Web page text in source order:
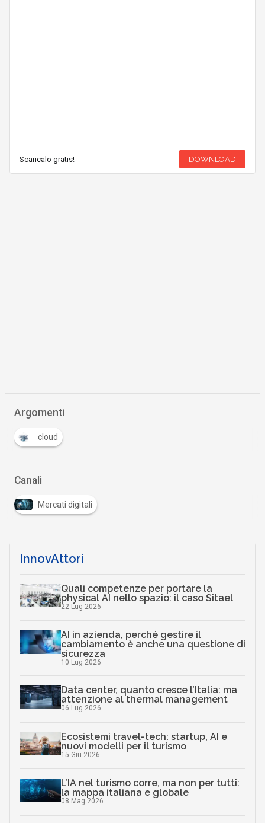
Scaricalo gratis! DOWNLOAD
Argomenti
cloud
Canali
Mercati digitali
InnovAttori
Quali competenze per portare la
physical AI nello spazio: il caso Sitael
22 Lug 2026
AI in azienda, perché gestire il
cambiamento è anche una questione di
sicurezza
10 Lug 2026
Data center, quanto cresce l’Italia: ma
attenzione al thermal management
06 Lug 2026
Ecosistemi travel-tech: startup, AI e
nuovi modelli per il turismo
15 Giu 2026
L’IA nel turismo corre, ma non per tutti:
la mappa italiana e globale
08 Mag 2026